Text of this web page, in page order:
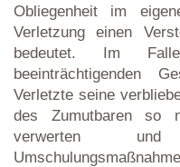
Obliegenheit im
Verletzung einen
bedeutet. Im
beeinträchtigenden
Verletzte seine
des Zumutbaren so
verwerten